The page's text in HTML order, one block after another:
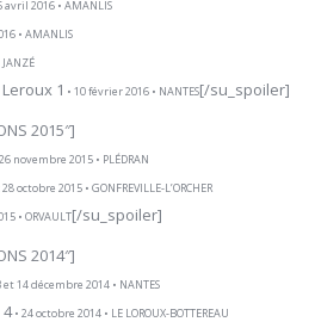
avril 2016 • AMANLIS
• AMANLIS
1 • 10 février 2016 • NANTES[/su_spoiler]
2015″]
novembre 2015 • PLÉDRAN
octobre 2015 • GONFREVILLE-L’ORCHER
• ORVAULT[/su_spoiler]
2014″]
et 14 décembre 2014 • NANTES
• 24 octobre 2014 • LE LOROUX-BOTTEREAU